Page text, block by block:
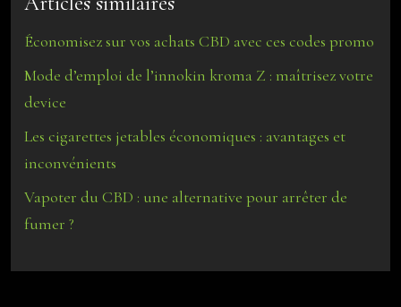
Économisez sur vos achats CBD avec ces codes promo
Mode d’emploi de l’innokin kroma Z : maîtrisez votre
device
Les cigarettes jetables économiques : avantages et
inconvénients
Vapoter du CBD : une alternative pour arrêter de
fumer ?